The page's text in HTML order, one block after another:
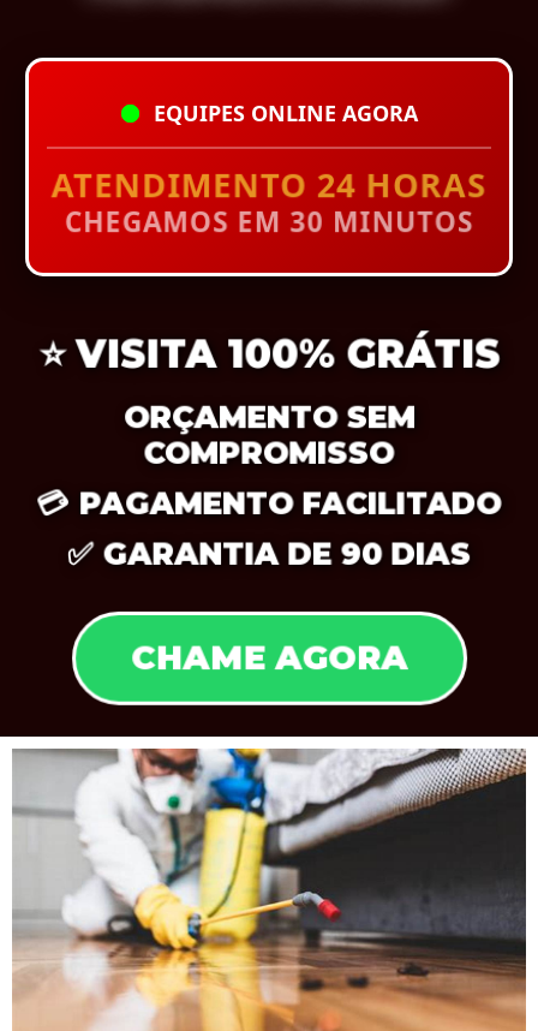
EQUIPES ONLINE AGORA
ATENDIMENTO 24 HORAS
CHEGAMOS EM 30 MINUTOS
⭐ VISITA 100% GRÁTIS
ORÇAMENTO SEM
COMPROMISSO
💳 PAGAMENTO FACILITADO
✅ GARANTIA DE 90 DIAS
CHAME AGORA